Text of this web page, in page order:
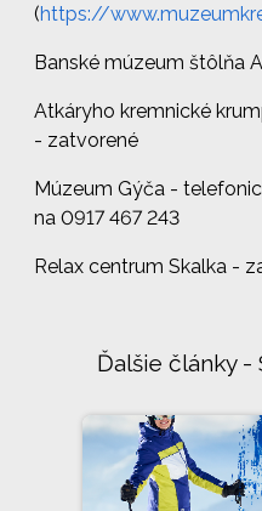
(https://
Banské múzeum štôlňa
Atkáryho kremnické
- zatvorené
Múzeum Gýča -
na 0917 467 243
Relax centrum Skalka -
Ďalšie články -